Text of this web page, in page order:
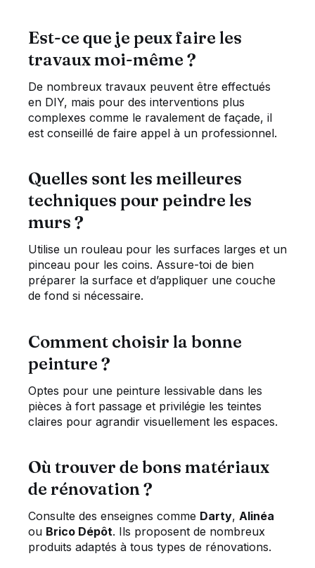
Est-ce que je peux faire les
travaux moi-même ?
De nombreux travaux peuvent être effectués
en DIY, mais pour des interventions plus
complexes comme le ravalement de façade, il
est conseillé de faire appel à un professionnel.
Quelles sont les meilleures
techniques pour peindre les
murs ?
Utilise un rouleau pour les surfaces larges et un
pinceau pour les coins. Assure-toi de bien
préparer la surface et d’appliquer une couche
de fond si nécessaire.
Comment choisir la bonne
peinture ?
Optes pour une peinture lessivable dans les
pièces à fort passage et privilégie les teintes
claires pour agrandir visuellement les espaces.
Où trouver de bons matériaux
de rénovation ?
Consulte des enseignes comme Darty, Alinéa
ou Brico Dépôt. Ils proposent de nombreux
produits adaptés à tous types de rénovations.